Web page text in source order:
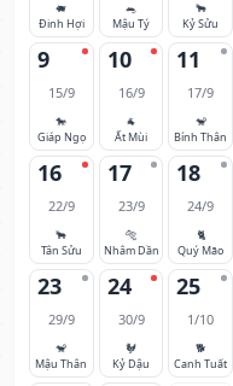
🐖
Đinh Hợi
🐀
Mậu Tý
🐂
Kỷ Sửu
9
15/9
🐎
Giáp Ngọ
10
16/9
🐐
Ất Mùi
11
17/9
🐒
Bính Thân
16
22/9
🐂
Tân Sửu
17
23/9
🐅
Nhâm Dần
18
24/9
🐈
Quý Mão
23
29/9
🐒
Mậu Thân
24
30/9
🐓
Kỷ Dậu
25
1/10
🐕
Canh Tuất